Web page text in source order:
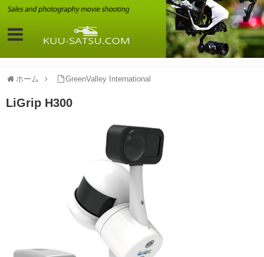
ホーム GreenValley International
LiGrip H300